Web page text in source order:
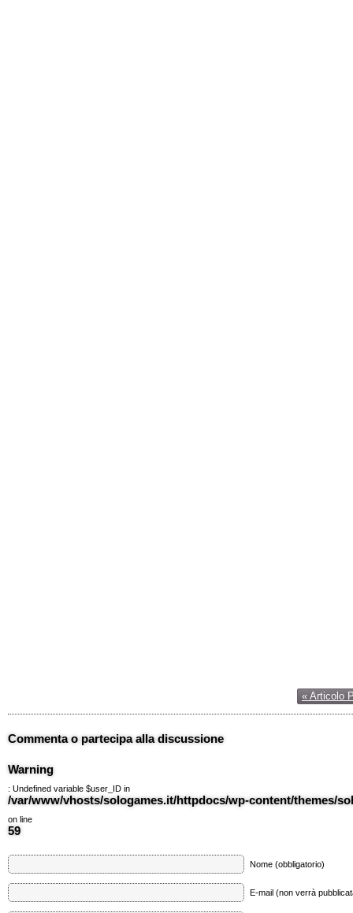
« Articolo
Commenta o partecipa alla discussione
Warning
: Undefined variable $user_ID in
/var/www/vhosts/sologames.it/httpdocs/wp-content/themes/
on line
59
Nome (obbligatorio)
E-mail (non verrà